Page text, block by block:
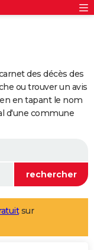
des décès des
ou trouver un avis
en tapant le nom
d'une commune
sur